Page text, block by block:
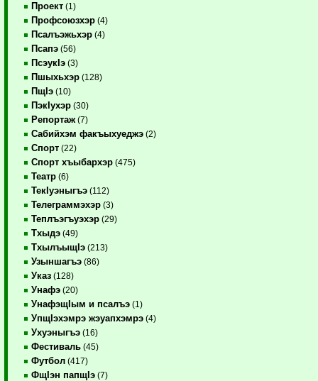
Проект (1)
Профсоюзхэр (4)
Псалъэжьхэр (4)
Псапэ (56)
ПсэукIэ (3)
Пшыхьхэр (128)
ПщIэ (10)
ПэкIухэр (30)
Репортаж (7)
Сабийхэм факъыхуеджэ (2)
Спорт (22)
Спорт хъыбархэр (475)
Театр (6)
ТекIуэныгъэ (112)
Телеграммэхэр (3)
Теплъэгъуэхэр (29)
Тхыдэ (49)
ТхылъыщIэ (213)
Узыншагъэ (86)
Указ (128)
Унафэ (20)
УнафэщIым и псалъэ (1)
УпщIэхэмрэ жэуапхэмрэ (4)
Ухуэныгъэ (16)
Фестиваль (45)
Футбол (417)
ФщIэн папщIэ (7)